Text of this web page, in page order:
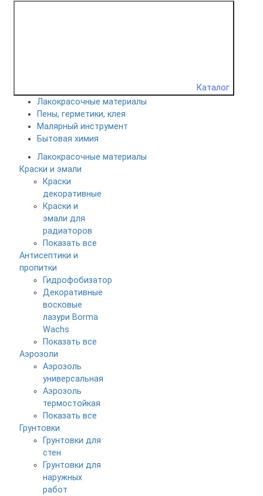
Каталог
Лакокрасочные материалы
Пены, герметики, клея
Малярный инструмент
Бытовая химия
Лакокрасочные материалы
Краски и эмали
Краски
декоративные
Краски и
эмали для
радиаторов
Показать все
Антисептики и
пропитки
Гидрофобизатор
Декоративные
восковые
лазури Borma
Wachs
Показать все
Аэрозоли
Аэрозоль
универсальная
Аэрозоль
термостойкая
Показать все
Грунтовки
Грунтовки для
стен
Грунтовки для
наружных
работ